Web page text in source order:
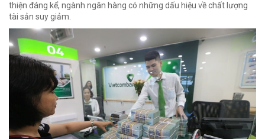
thiện đáng kể, ngành ngân hàng có những dấu hiệu về chất lượng
tài sản suy giảm.